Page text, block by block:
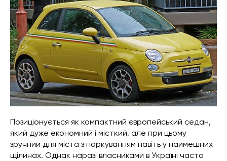
Позиціонується як компактний європейський седан,
який дуже економний і місткий, але при цьому
зручний для міста з паркуванням навіть у наймешних
щілинах. Однак наразі власниками в Україні часто